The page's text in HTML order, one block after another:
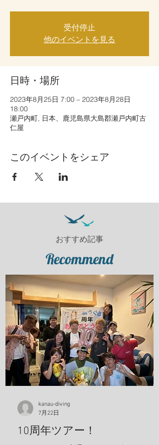
受付停止
他のイベントを見る
日時・場所
2023年8月25日 7:00 – 2023年8月28日
18:00
瀬戸内町, 日本、鹿児島県大島郡瀬戸内町古
仁屋
このイベントをシェア
おすすめ記事
Recommend
10周年ツアー！
kanau-diving
7月22日